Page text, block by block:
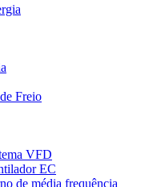
Freio
VFD
EC
de média frequência